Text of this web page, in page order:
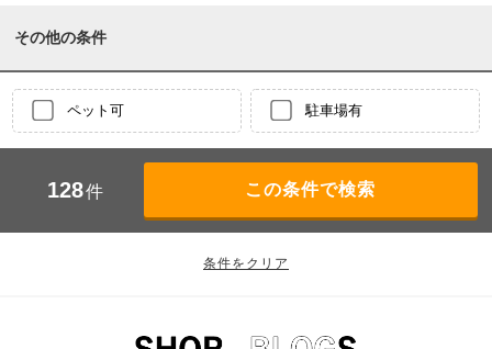
その他の条件
ペット可 駐車場有
128件